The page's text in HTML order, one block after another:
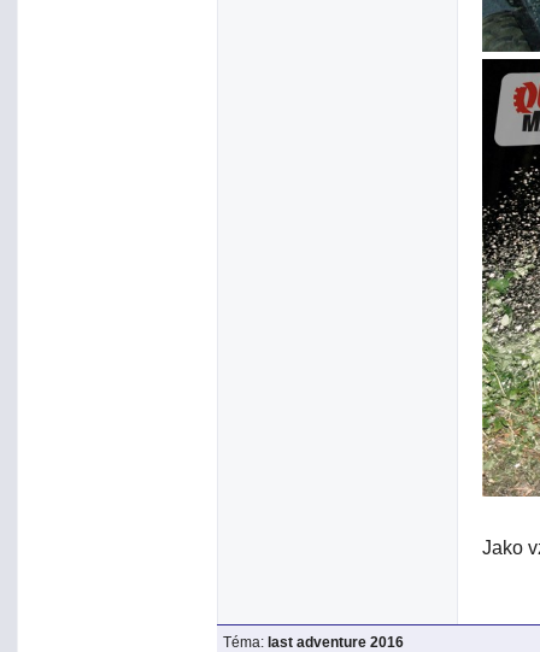
Jako
Téma: last adventure 2016